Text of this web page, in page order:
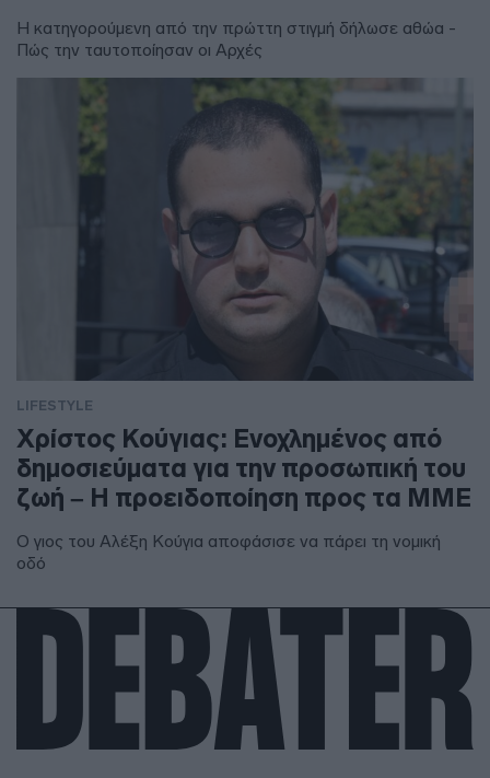
Η κατηγορούμενη από την πρώττη στιγμή δήλωσε αθώα -
Πώς την ταυτοποίησαν οι Αρχές
LIFESTYLE
Χρίστος Κούγιας: Ενοχλημένος από
δημοσιεύματα για την προσωπική του
ζωή – Η προειδοποίηση προς τα ΜΜΕ
Ο γιος του Αλέξη Κούγια αποφάσισε να πάρει τη νομική
οδό